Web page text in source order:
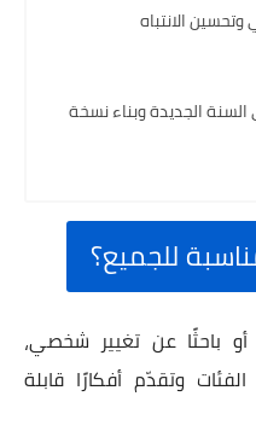
الجديدة وبناء نسخة
للجميع؟
باحثًا عن تغيير شخصي،
وتقدّم أفكارًا قابلة